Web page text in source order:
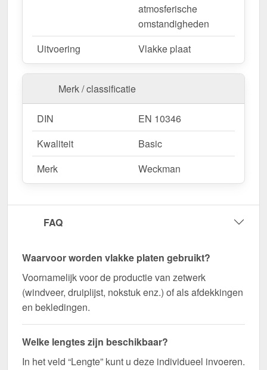
nu en profiteer van een snelle levering!
atmosferische
omstandigheden
Uitvoering
Vlakke plaat
Merk / classificatie
DIN
EN 10346
Kwaliteit
Basic
Merk
Weckman
FAQ
Waarvoor worden vlakke platen gebruikt?
Voornamelijk voor de productie van zetwerk
(windveer, druiplijst, nokstuk enz.) of als afdekkingen
en bekledingen.
Welke lengtes zijn beschikbaar?
In het veld “Lengte” kunt u deze individueel invoeren.